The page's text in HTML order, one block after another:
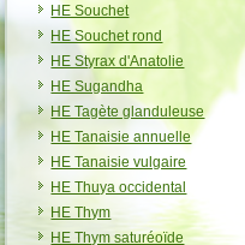
HE Souchet
HE Souchet rond
HE Styrax d'Anatolie
HE Sugandha
HE Tagète glanduleuse
HE Tanaisie annuelle
HE Tanaisie vulgaire
HE Thuya occidental
HE Thym
HE Thym saturéoïde